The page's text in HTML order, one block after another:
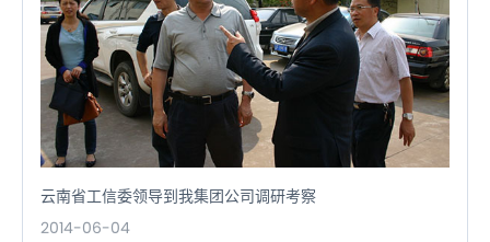
云南省工信委领导到我集团公司调研考察
2014-06-04